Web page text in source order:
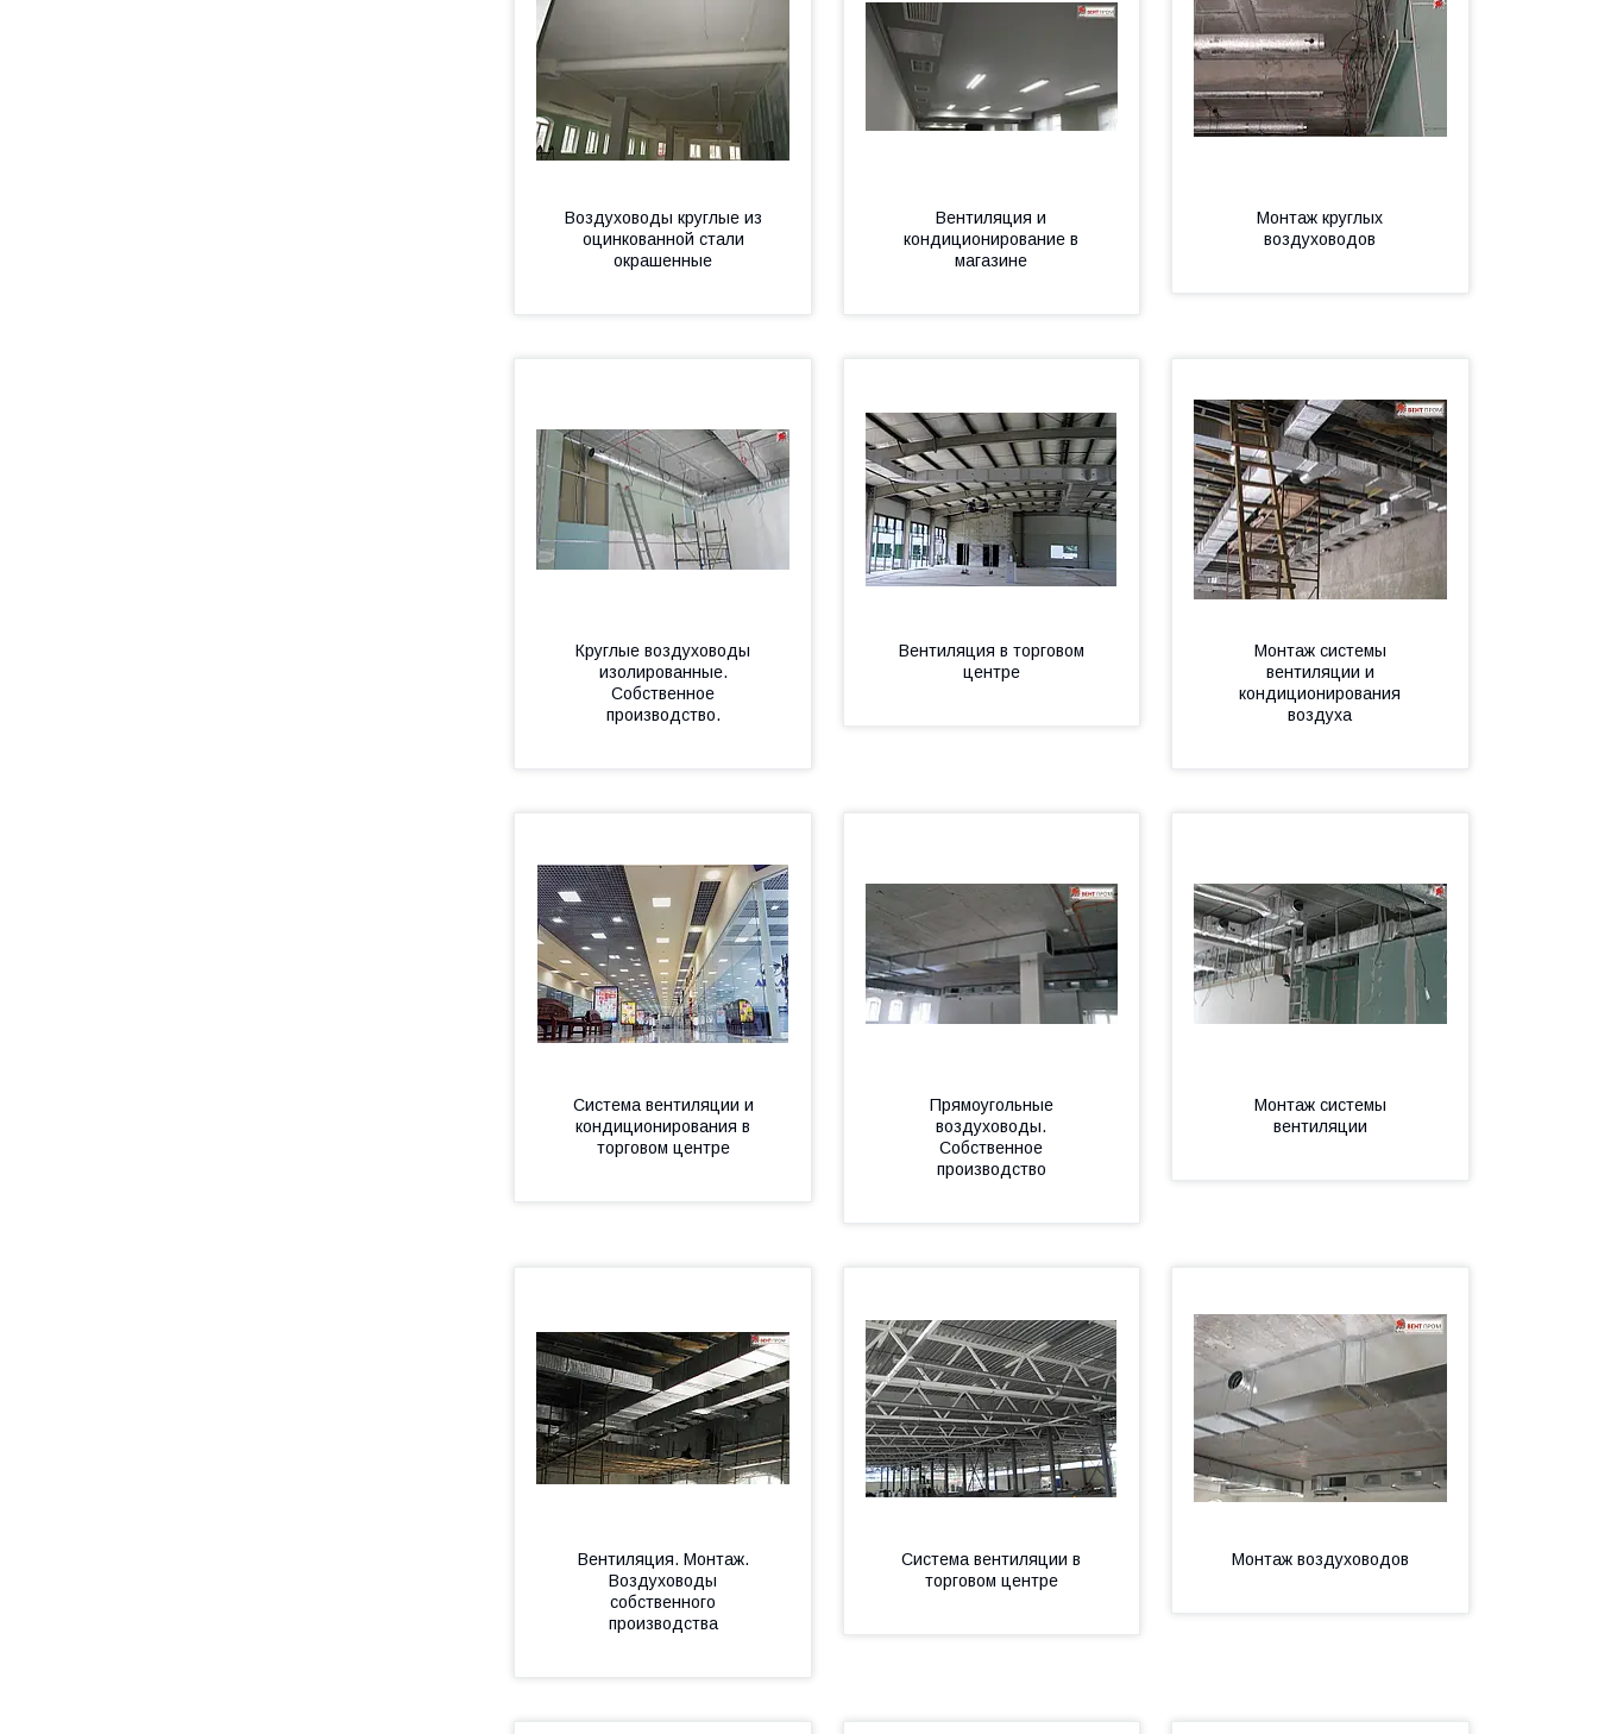
Воздуховоды круглые из
оцинкованной стали
окрашенные
Вентиляция и
кондиционирование в
магазине
Монтаж круглых
воздуховодов
Круглые воздуховоды
изолированные.
Собственное
производство.
Вентиляция в торговом
центре
Монтаж системы
вентиляции и
кондиционирования
воздуха
Система вентиляции и
кондиционирования в
торговом центре
Прямоугольные
воздуховоды.
Собственное
производство
Монтаж системы
вентиляции
Вентиляция. Монтаж.
Воздуховоды
собственного
производства
Система вентиляции в
торговом центре
Монтаж воздуховодов